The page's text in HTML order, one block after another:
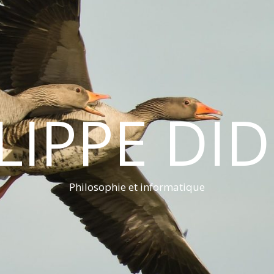
Philosophie et informatique